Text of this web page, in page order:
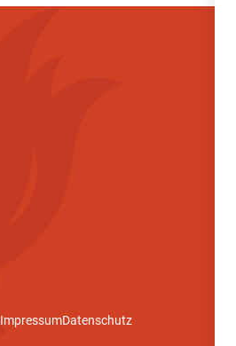
ImpressumDatenschutz